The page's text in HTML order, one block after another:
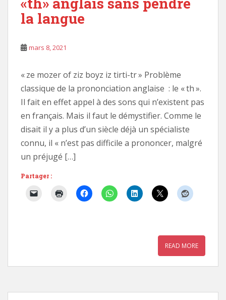
la langue
mars 8, 2021
« ze mozer of ziz boyz iz tirti-tr » Problème
classique de la prononciation anglaise : le « th ».
Il fait en effet appel à des sons qui n’existent pas
en français. Mais il faut le démystifier. Comme le
disait il y a plus d’un siècle déjà un spécialiste
connu, il « n’est pas difficile a prononcer, malgré
un préjugé […]
Partager :
READ MORE